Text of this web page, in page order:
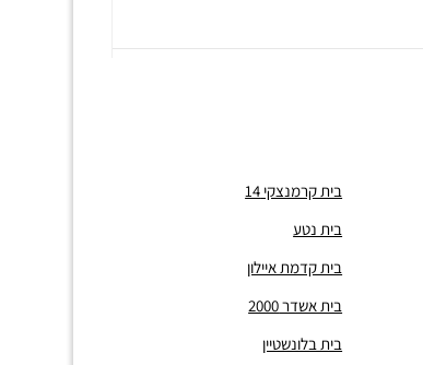
בית קרמנצקי 14
בית נטע
בית קדמת איילון
בית אשדר 2000
בית בלונשטיין